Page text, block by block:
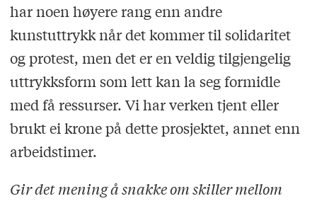
har noen høyere rang enn andre
kunstuttrykk når det kommer til solidaritet
og protest, men det er en veldig tilgjengelig
uttrykksform som lett kan la seg formidle
med få ressurser. Vi har verken tjent eller
brukt ei krone på dette prosjektet, annet enn
arbeidstimer.
Gir det mening å snakke om skiller mellom